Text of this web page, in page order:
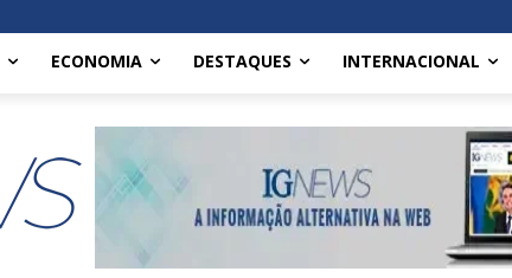
ECONOMIA DESTAQUES INTERNACIONAL